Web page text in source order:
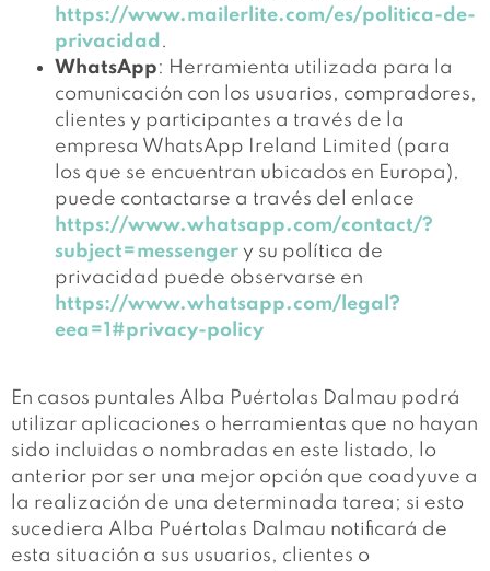
https://www.mailerlite.com/es/politica-de-
privacidad .
WhatsApp: Herramienta utilizada para la
comunicación con los usuarios, compradores,
clientes y participantes a través de la
empresa WhatsApp Ireland Limited (para
los que se encuentran ubicados en Europa),
puede contactarse a través del enlace
https://www.whatsapp.com/contact/?
subject=messenger y su política de
privacidad puede observarse en
https://www.whatsapp.com/legal?
eea=1#privacy-policy
En casos puntales Alba Puértolas Dalmau podrá
utilizar aplicaciones o herramientas que no hayan
sido incluidas o nombradas en este listado, lo
anterior por ser una mejor opción que coadyuve a
la realización de una determinada tarea; si esto
sucediera Alba Puértolas Dalmau notificará de
esta situación a sus usuarios, clientes o